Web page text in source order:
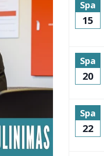
Spa
15
Spa
20
Spa
22